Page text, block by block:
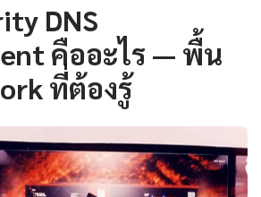
DNS
คืออะไร — พื้น
ที่ต้องรู้